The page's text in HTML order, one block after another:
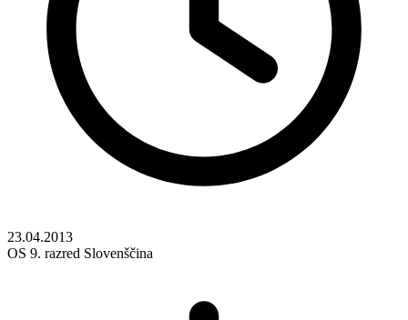
23.04.2013
OS 9. razred Slovenščina